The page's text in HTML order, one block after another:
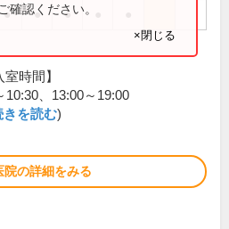
● ● ●
確認ください。
×閉じる
室時間】
10:30、13:00～19:00
きを読む)
院の詳細をみる